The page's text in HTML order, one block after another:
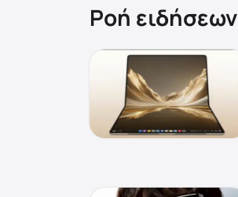
Ροή ειδήσεων